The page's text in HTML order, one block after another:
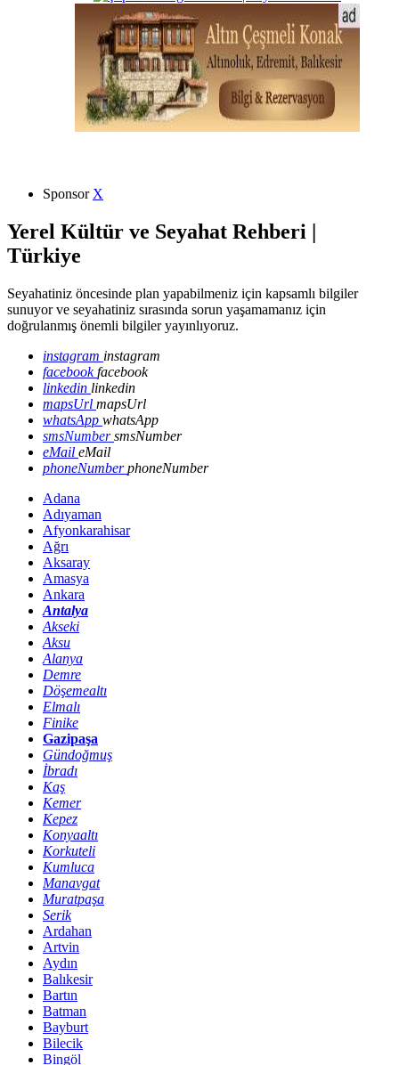
Sponsor X
Yerel Kültür ve Seyahat Rehberi |
Türkiye
Seyahatiniz öncesinde plan yapabilmeniz için kapsamlı bilgiler
sunuyor ve seyahatiniz sırasında sorun yaşamamanız için
doğrulanmış önemli bilgiler yayınlıyoruz.
instagram instagram
facebookfacebook
linkedin linkedin
mapsUrl mapsUrl
whatsApp whatsApp
smsNumbersmsNumber
eMail eMail
phoneNumberphoneNumber
Adana
Adıyaman
Afyonkarahisar
Ağrı
Aksaray
Amasya
Ankara
Antalya
Akseki
Aksu
Alanya
Demre
Döşemealtı
Elmalı
Finike
Gazipaşa
Gündoğmuş
İbradı
Kaş
Kemer
Kepez
Konyaaltı
Korkuteli
Kumluca
Manavgat
Muratpaşa
Serik
Ardahan
Artvin
Aydın
Balıkesir
Bartın
Batman
Bayburt
Bilecik
Bingöl